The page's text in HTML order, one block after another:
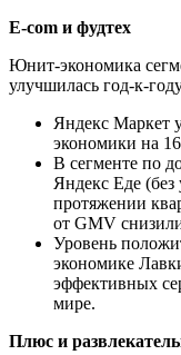
E-com и фудтех
Юнит-экономика
улучшилась год-к-
Яндекс Маркет
экономики на
В сегменте по
Яндекс Еде
протяжении
от GMV
Уровень
экономике
эффективных
мире.
Плюс и